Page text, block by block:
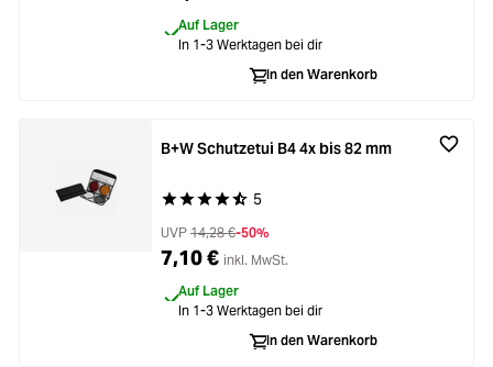
Auf Lager
In 1-3 Werktagen bei dir
In den Warenkorb
Durchschnittliche Bewertung von 4.8 von 5
5
B+W Schutzetui B4 4x bis 82 mm
UVP 14,28 €-50%
7,10 € inkl. MwSt.
Auf Lager
In 1-3 Werktagen bei dir
In den Warenkorb